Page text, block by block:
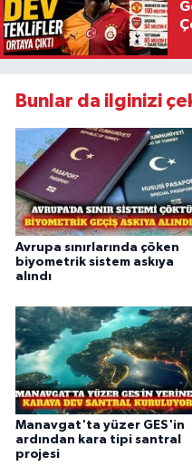
Bunlar da ilginizi
Avrupa sınırlarında çöken
biyometrik sistem askıya
alındı
Manavgat'ta yüzer GES'in
ardından kara tipi santral
projesi